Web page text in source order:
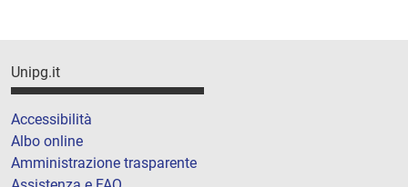
Unipg.it
Accessibilità
Albo online
Amministrazione trasparente